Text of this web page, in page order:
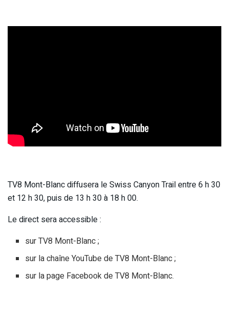
TV8 Mont-Blanc diffusera le Swiss Canyon Trail entre 6 h 30
et 12 h 30, puis de 13 h 30 à 18 h 00.
Le direct sera accessible :
sur TV8 Mont-Blanc ;
sur la chaîne YouTube de TV8 Mont-Blanc ;
sur la page Facebook de TV8 Mont-Blanc.